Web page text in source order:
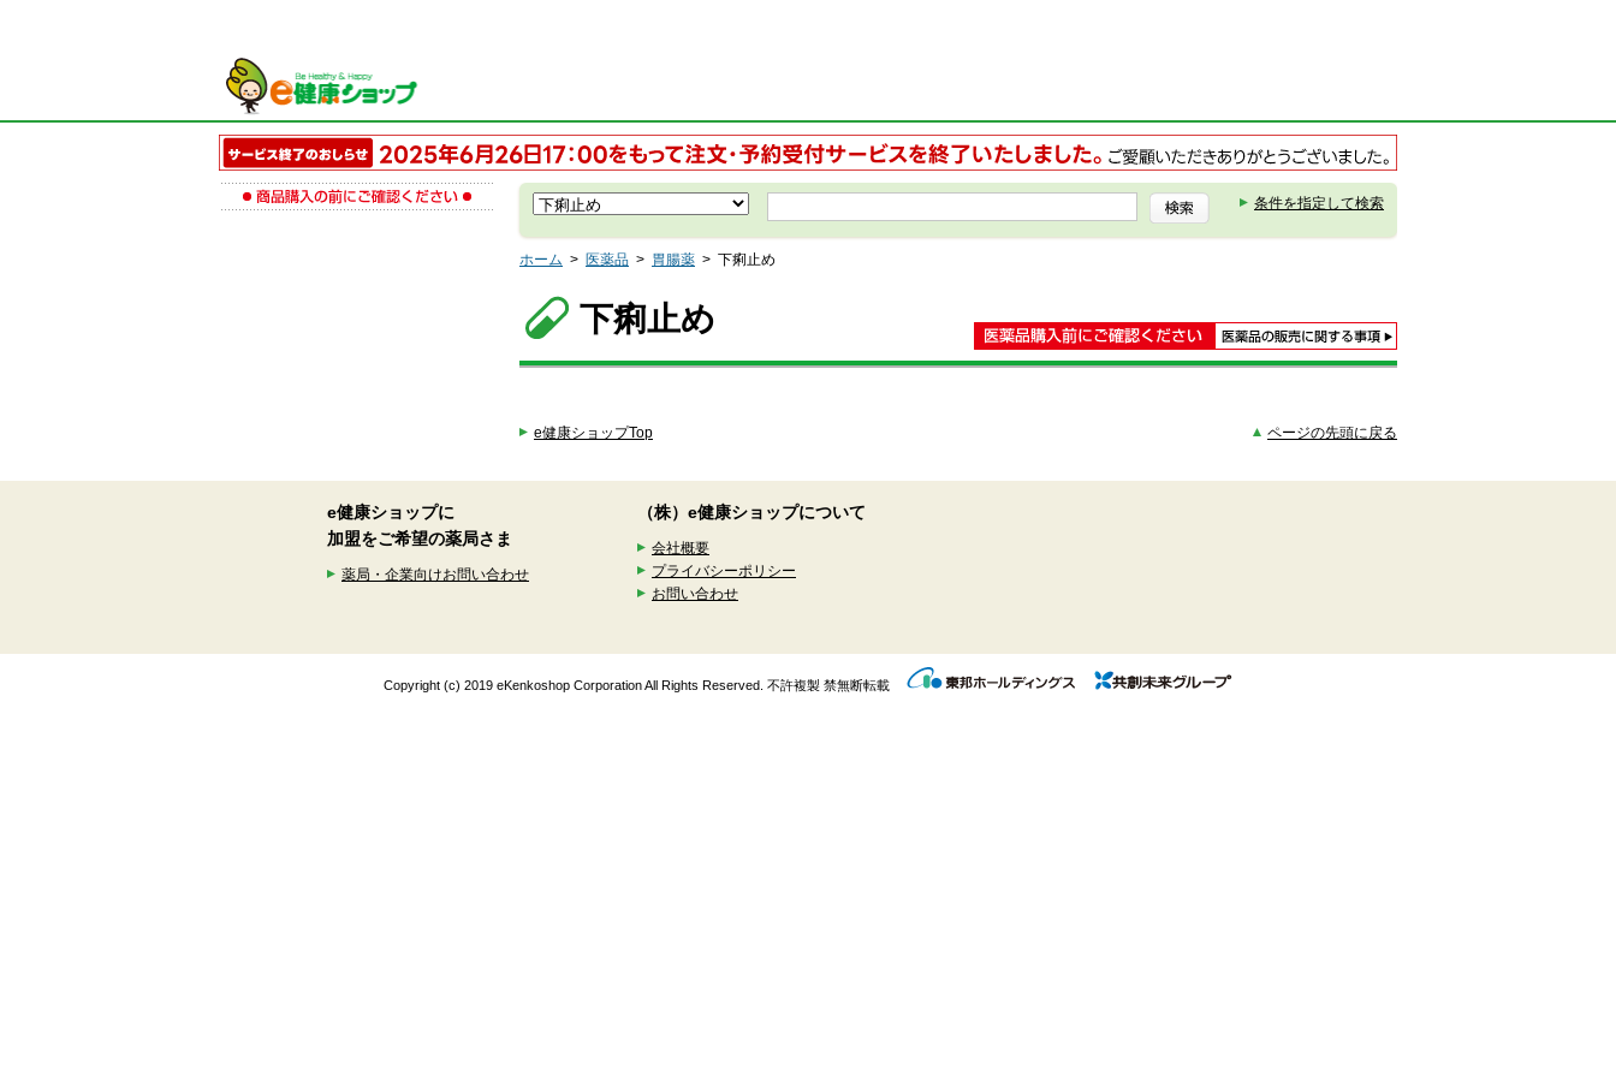
条件を指定して検索
ホーム > 医薬品 > 胃腸薬 > 下痢止め
下痢止め
e健康ショップTop ページの先頭に戻る
e健康ショップに
加盟をご希望の薬局さま
薬局・企業向けお問い合わせ
（株）e健康ショップについて
会社概要
プライバシーポリシー
お問い合わせ
Copyright (c) 2019 eKenkoshop Corporation All Rights Reserved. 不許複製 禁無断転載